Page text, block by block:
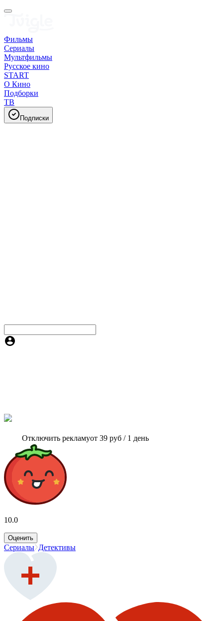
Фильмы
Сериалы
Мультфильмы
Русское кино
START
О Кино
Подборки
ТВ
Подписки
Отключить рекламуот 39 руб / 1 день
10.0
Оценить
Сериалы Детективы